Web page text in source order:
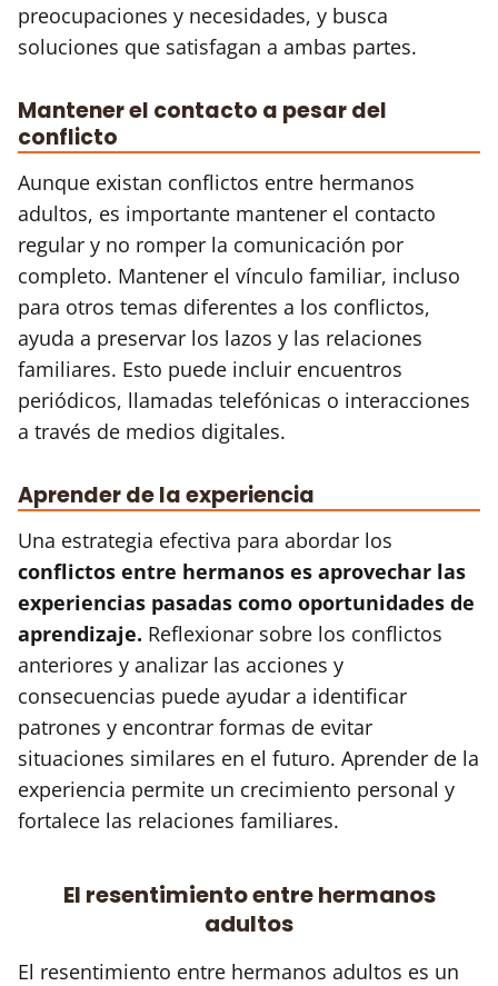
preocupaciones y necesidades, y busca
soluciones que satisfagan a ambas partes.
Mantener el contacto a pesar del
conflicto
Aunque existan conflictos entre hermanos
adultos, es importante mantener el contacto
regular y no romper la comunicación por
completo. Mantener el vínculo familiar, incluso
para otros temas diferentes a los conflictos,
ayuda a preservar los lazos y las relaciones
familiares. Esto puede incluir encuentros
periódicos, llamadas telefónicas o interacciones
a través de medios digitales.
Aprender de la experiencia
Una estrategia efectiva para abordar los
conflictos entre hermanos es aprovechar las
experiencias pasadas como oportunidades de
aprendizaje. Reflexionar sobre los conflictos
anteriores y analizar las acciones y
consecuencias puede ayudar a identificar
patrones y encontrar formas de evitar
situaciones similares en el futuro. Aprender de la
experiencia permite un crecimiento personal y
fortalece las relaciones familiares.
El resentimiento entre hermanos
adultos
El resentimiento entre hermanos adultos es un